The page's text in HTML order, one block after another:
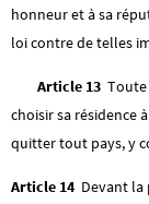
honneur et à sa
loi contre de telles
Article 13
choisir sa résidence
quitter tout pays, y
Article 14 Devant la